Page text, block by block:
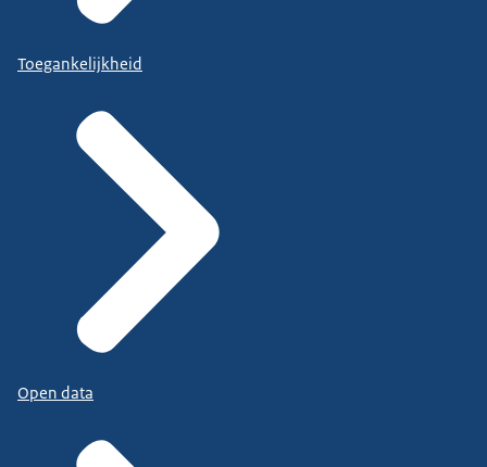
Toegankelijkheid
Open data